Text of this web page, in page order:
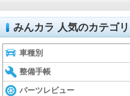
みんカラ 人気のカテゴリ
車種別
整備手帳
パーツレビュー